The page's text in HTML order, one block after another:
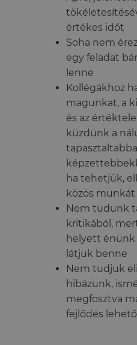
értékes időt
Soha nem
egy feladat
lenne
Kollégákhoz
magunkat, a
és az
küzdünk a
ha tehetjük,
közös munkát
Nem tudunk
kritikából,
helyett
látjuk benne
Nem tudjuk
hibázunk,
megfosztva
fejlődés